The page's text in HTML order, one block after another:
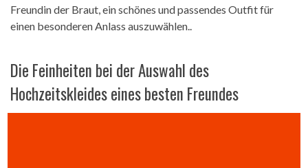
Freundin der Braut, ein schönes und passendes Outfit für
einen besonderen Anlass auszuwählen..
Die Feinheiten bei der Auswahl des
Hochzeitskleides eines besten Freundes